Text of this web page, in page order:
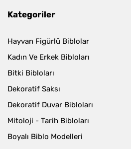
Kategoriler
Hayvan Figürlü Biblolar
Kadın Ve Erkek Bibloları
Bitki Bibloları
Dekoratif Saksı
Dekoratif Duvar Bibloları
Mitoloji - Tarih Bibloları
Boyalı Biblo Modelleri